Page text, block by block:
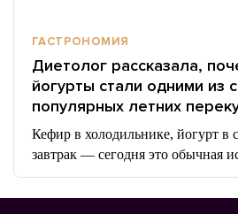
ГАСТРОНОМИЯ
Диетолог рассказала,
йогурты стали одними из
популярных летних
Кефир в холодильнике, йогурт в
завтрак — сегодня это обычная